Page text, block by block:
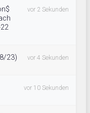
vor 2 Sekunden
23)
vor 4 Sekunden
vor 10 Sekunden